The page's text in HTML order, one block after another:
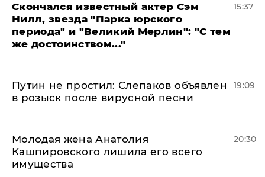
Скончался известный актер Сэм
Нилл, звезда "Парка юрского
периода" и "Великий Мерлин": "С тем
же достоинством..."
15:37
Путин не простил: Слепаков объявлен
в розыск после вирусной песни
19:09
Молодая жена Анатолия
Кашпировского лишила его всего
имущества
20:30